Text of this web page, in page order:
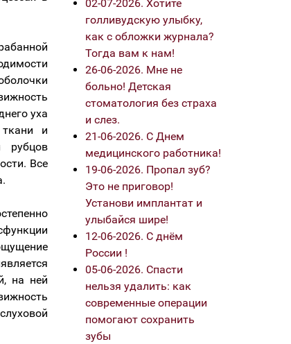
уха
и
рубцов
Все
на ней
02-07-2026. Хотите
голливудскую улыбку,
как с обложки журнала?
Тогда вам к нам!
26-06-2026. Мне не
больно! Детская
стоматология без страха
и слез.
21-06-2026. С Днем
медицинского работника!
19-06-2026. Пропал зуб?
Это не приговор!
Установи имплантат и
улыбайся шире!
12-06-2026. С днём
России !
05-06-2026. Спасти
нельзя удалить: как
современные операции
помогают сохранить
зубы